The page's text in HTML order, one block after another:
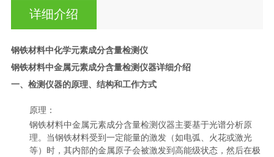
详细介绍
钢铁材料中化学元素成分含量检测仪
钢铁材料中金属元素成分含量检测仪器详细介绍
一、检测仪器的原理、结构和工作方式
原理 ：
钢铁材料中金属元素成分含量检测仪器主要基于光谱分析原
理。当钢铁材料受到一定能量的激发（如电弧、火花或激光
等）时，其内部的金属原子会被激发到高能级状态，然后在极